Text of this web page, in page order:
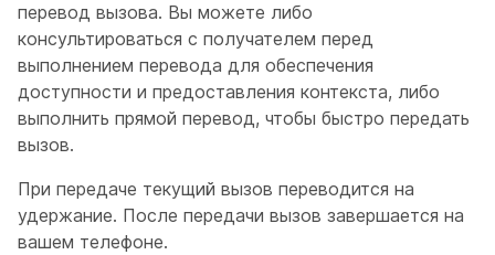
перевод вызова. Вы можете либо
консультироваться с получателем перед
выполнением перевода для обеспечения
доступности и предоставления контекста, либо
выполнить прямой перевод, чтобы быстро передать
вызов.
При передаче текущий вызов переводится на
удержание. После передачи вызов завершается на
вашем телефоне.